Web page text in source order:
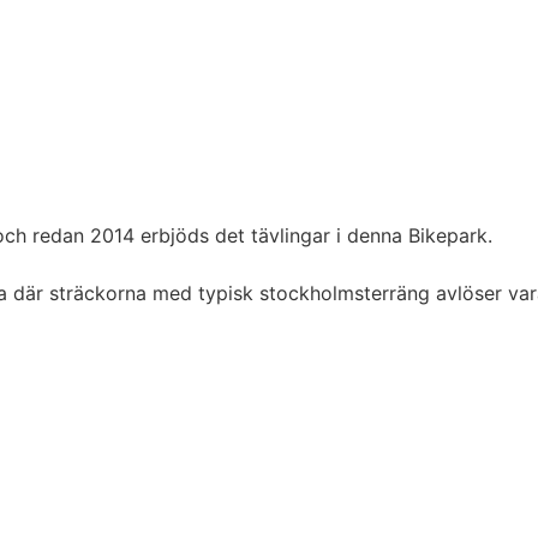
redan 2014 erbjöds det tävlingar i denna Bikepark.
sträckorna med typisk stockholmsterräng avlöser